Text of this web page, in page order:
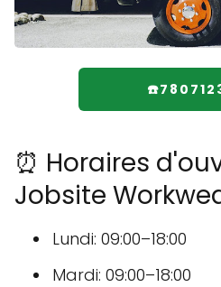
⏰ Horaires
Jobsite
Lundi: 09:00–18:00
Mardi: 09:00–18:00